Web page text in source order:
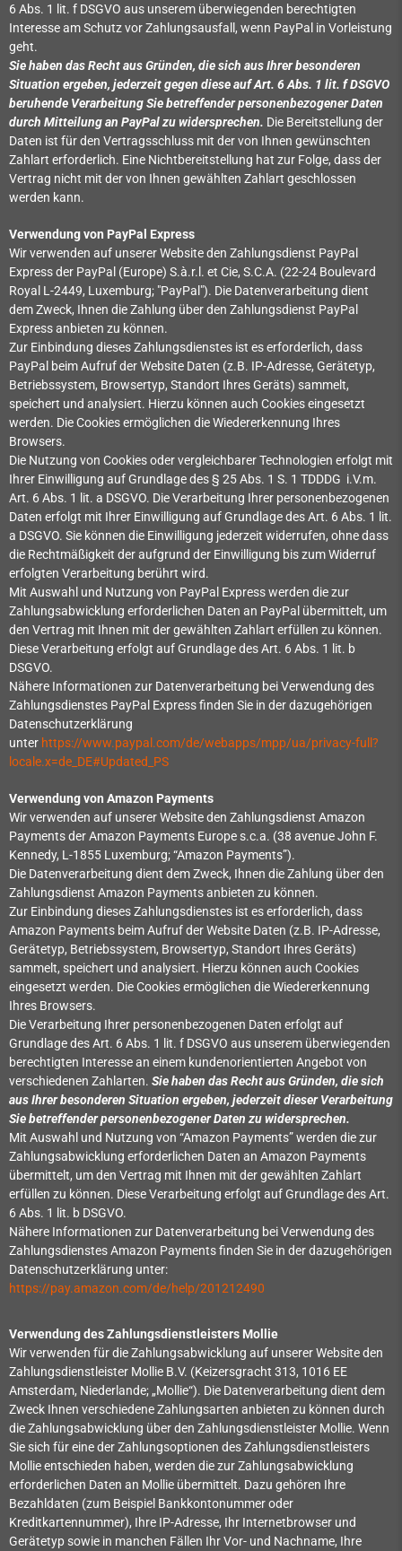
6 Abs. 1 lit. f DSGVO aus unserem überwiegenden berechtigten
Interesse am Schutz vor Zahlungsausfall, wenn PayPal in Vorleistung
geht.
Sie haben das Recht aus Gründen, die sich aus Ihrer besonderen
Situation ergeben, jederzeit gegen diese auf Art. 6 Abs. 1 lit. f DSGVO
beruhende Verarbeitung Sie betreffender personenbezogener Daten
durch Mitteilung an PayPal zu widersprechen. Die Bereitstellung der
Daten ist für den Vertragsschluss mit der von Ihnen gewünschten
Zahlart erforderlich. Eine Nichtbereitstellung hat zur Folge, dass der
Vertrag nicht mit der von Ihnen gewählten Zahlart geschlossen
werden kann.
Verwendung von PayPal Express
Wir verwenden auf unserer Website den Zahlungsdienst PayPal
Express der PayPal (Europe) S.à.r.l. et Cie, S.C.A. (22-24 Boulevard
Royal L-2449, Luxemburg; "PayPal"). Die Datenverarbeitung dient
dem Zweck, Ihnen die Zahlung über den Zahlungsdienst PayPal
Express anbieten zu können.
Zur Einbindung dieses Zahlungsdienstes ist es erforderlich, dass
PayPal beim Aufruf der Website Daten (z.B. IP-Adresse, Gerätetyp,
Betriebssystem, Browsertyp, Standort Ihres Geräts) sammelt,
speichert und analysiert. Hierzu können auch Cookies eingesetzt
werden. Die Cookies ermöglichen die Wiedererkennung Ihres
Browsers.
Die Nutzung von Cookies oder vergleichbarer Technologien erfolgt mit
Ihrer Einwilligung auf Grundlage des § 25 Abs. 1 S. 1 TDDDG i.V.m.
Art. 6 Abs. 1 lit. a DSGVO. Die Verarbeitung Ihrer personenbezogenen
Daten erfolgt mit Ihrer Einwilligung auf Grundlage des Art. 6 Abs. 1 lit.
a DSGVO. Sie können die Einwilligung jederzeit widerrufen, ohne dass
die Rechtmäßigkeit der aufgrund der Einwilligung bis zum Widerruf
erfolgten Verarbeitung berührt wird.
Mit Auswahl und Nutzung von PayPal Express werden die zur
Zahlungsabwicklung erforderlichen Daten an PayPal übermittelt, um
den Vertrag mit Ihnen mit der gewählten Zahlart erfüllen zu können.
Diese Verarbeitung erfolgt auf Grundlage des Art. 6 Abs. 1 lit. b
DSGVO.
Nähere Informationen zur Datenverarbeitung bei Verwendung des
Zahlungsdienstes PayPal Express finden Sie in der dazugehörigen
Datenschutzerklärung
unter https://www.paypal.com/de/webapps/mpp/ua/privacy-full?
locale.x=de_DE#Updated_PS
Verwendung von Amazon Payments
Wir verwenden auf unserer Website den Zahlungsdienst Amazon
Payments der Amazon Payments Europe s.c.a. (38 avenue John F.
Kennedy, L-1855 Luxemburg; “Amazon Payments”).
Die Datenverarbeitung dient dem Zweck, Ihnen die Zahlung über den
Zahlungsdienst Amazon Payments anbieten zu können.
Zur Einbindung dieses Zahlungsdienstes ist es erforderlich, dass
Amazon Payments beim Aufruf der Website Daten (z.B. IP-Adresse,
Gerätetyp, Betriebssystem, Browsertyp, Standort Ihres Geräts)
sammelt, speichert und analysiert. Hierzu können auch Cookies
eingesetzt werden. Die Cookies ermöglichen die Wiedererkennung
Ihres Browsers.
Die Verarbeitung Ihrer personenbezogenen Daten erfolgt auf
Grundlage des Art. 6 Abs. 1 lit. f DSGVO aus unserem überwiegenden
berechtigten Interesse an einem kundenorientierten Angebot von
verschiedenen Zahlarten. Sie haben das Recht aus Gründen, die sich
aus Ihrer besonderen Situation ergeben, jederzeit dieser Verarbeitung
Sie betreffender personenbezogener Daten zu widersprechen.
Mit Auswahl und Nutzung von “Amazon Payments” werden die zur
Zahlungsabwicklung erforderlichen Daten an Amazon Payments
übermittelt, um den Vertrag mit Ihnen mit der gewählten Zahlart
erfüllen zu können. Diese Verarbeitung erfolgt auf Grundlage des Art.
6 Abs. 1 lit. b DSGVO.
Nähere Informationen zur Datenverarbeitung bei Verwendung des
Zahlungsdienstes Amazon Payments finden Sie in der dazugehörigen
Datenschutzerklärung unter:
https://pay.amazon.com/de/help/201212490
Verwendung des Zahlungsdienstleisters Mollie
Wir verwenden für die Zahlungsabwicklung auf unserer Website den
Zahlungsdienstleister Mollie B.V. (Keizersgracht 313, 1016 EE
Amsterdam, Niederlande; „Mollie“). Die Datenverarbeitung dient dem
Zweck Ihnen verschiedene Zahlungsarten anbieten zu können durch
die Zahlungsabwicklung über den Zahlungsdienstleister Mollie. Wenn
Sie sich für eine der Zahlungsoptionen des Zahlungsdienstleisters
Mollie entschieden haben, werden die zur Zahlungsabwicklung
erforderlichen Daten an Mollie übermittelt. Dazu gehören Ihre
Bezahldaten (zum Beispiel Bankkontonummer oder
Kreditkartennummer), Ihre IP-Adresse, Ihr Internetbrowser und
Gerätetyp sowie in manchen Fällen Ihr Vor- und Nachname, Ihre